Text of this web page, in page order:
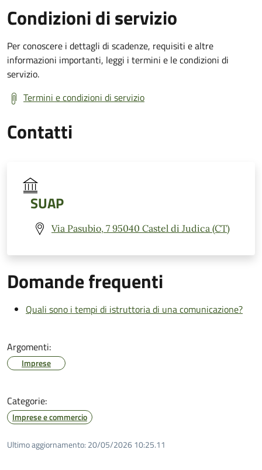
Condizioni di servizio
Per conoscere i dettagli di scadenze, requisiti e altre
informazioni importanti, leggi i termini e le condizioni di
servizio.
Termini e condizioni di servizio
Contatti
SUAP
Via Pasubio, 7 95040 Castel di Judica (CT)
Domande frequenti
Quali sono i tempi di istruttoria di una comunicazione?
Argomenti:
Imprese
Categorie:
Imprese e commercio
Ultimo aggiornamento: 20/05/2026 10:25.11